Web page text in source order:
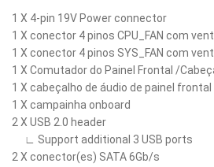
1 X 4-pin 19V Power connector
1 X conector 4 pinos CPU_FAN com
1 X conector 4 pinos SYS_FAN com
1 X Comutador do Painel Frontal /
1 X cabeçalho de áudio de painel frontal
1 X campainha onboard
2 X USB 2.0 header
∟ Support additional 3 USB ports
2 X conector(es) SATA 6Gb/s